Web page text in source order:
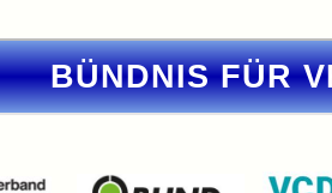
BÜNDNIS FÜR